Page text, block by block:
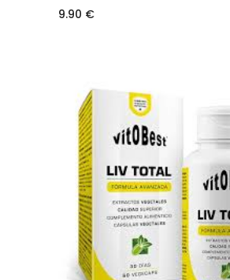
9.90 €
AÑADIR AL CARRITO